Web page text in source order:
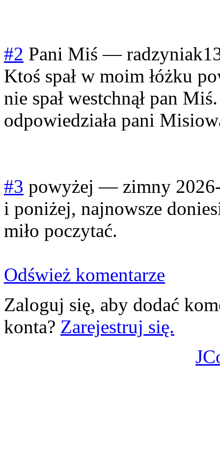
#2 Pani Miś —
Ktoś spał w moim łóżku
nie spał westchnął pan
odpowiedziała pani
#3 powyżej — zimny
i poniżej, najnowsze
miło poczytać.
Odśwież komentarze
Zaloguj się, aby dodać
konta? Zarejestruj się.